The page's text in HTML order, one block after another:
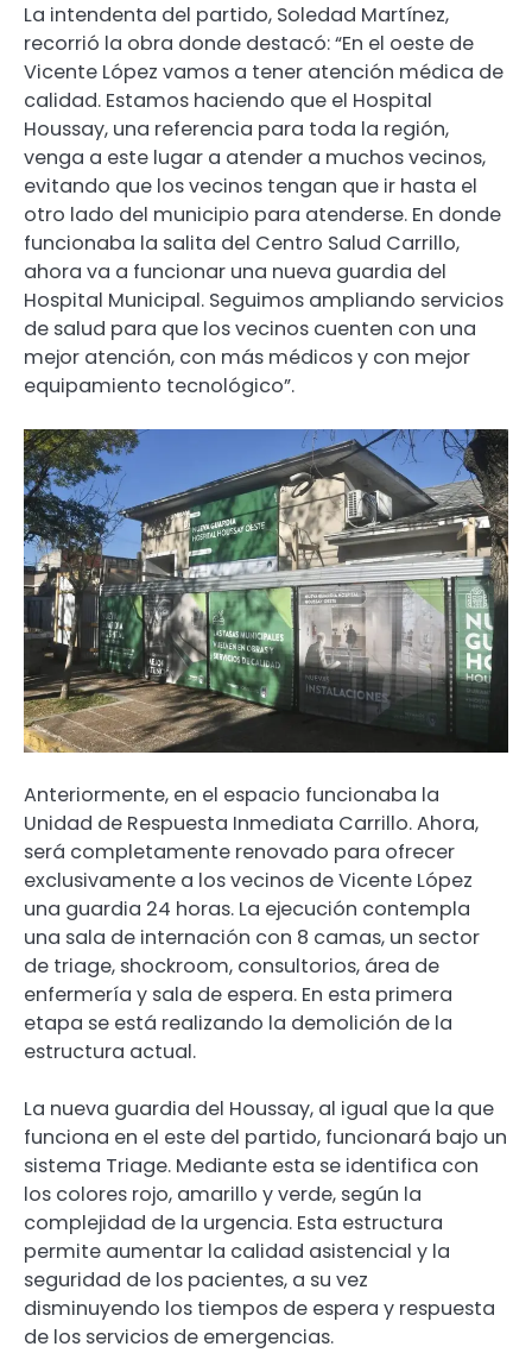
La intendenta del partido, Soledad Martínez,
recorrió la obra donde destacó: “En el oeste de
Vicente López vamos a tener atención médica de
calidad. Estamos haciendo que el Hospital
Houssay, una referencia para toda la región,
venga a este lugar a atender a muchos vecinos,
evitando que los vecinos tengan que ir hasta el
otro lado del municipio para atenderse. En donde
funcionaba la salita del Centro Salud Carrillo,
ahora va a funcionar una nueva guardia del
Hospital Municipal. Seguimos ampliando servicios
de salud para que los vecinos cuenten con una
mejor atención, con más médicos y con mejor
equipamiento tecnológico”.
Anteriormente, en el espacio funcionaba la
Unidad de Respuesta Inmediata Carrillo. Ahora,
será completamente renovado para ofrecer
exclusivamente a los vecinos de Vicente López
una guardia 24 horas. La ejecución contempla
una sala de internación con 8 camas, un sector
de triage, shockroom, consultorios, área de
enfermería y sala de espera. En esta primera
etapa se está realizando la demolición de la
estructura actual.
La nueva guardia del Houssay, al igual que la que
funciona en el este del partido, funcionará bajo un
sistema Triage. Mediante esta se identifica con
los colores rojo, amarillo y verde, según la
complejidad de la urgencia. Esta estructura
permite aumentar la calidad asistencial y la
seguridad de los pacientes, a su vez
disminuyendo los tiempos de espera y respuesta
de los servicios de emergencias.